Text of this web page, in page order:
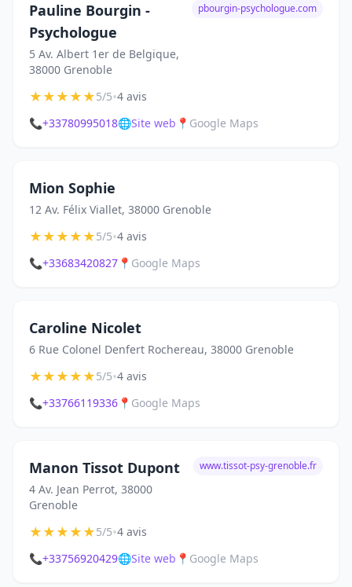
Pauline Bourgin -
Psychologue
5 Av. Albert 1er de Belgique,
38000 Grenoble
pbourgin-psychologue.com
★★★★★5/5•4 avis
📞+33780995018🌐Site web 📍 Google Maps
Mion Sophie
12 Av. Félix Viallet, 38000 Grenoble
★★★★★5/5•4 avis
📞+33683420827 📍 Google Maps
Caroline Nicolet
6 Rue Colonel Denfert Rochereau, 38000 Grenoble
★★★★★5/5•4 avis
📞+33766119336 📍 Google Maps
Manon Tissot Dupont
4 Av. Jean Perrot, 38000
Grenoble
www.tissot-psy-grenoble.fr
★★★★★5/5•4 avis
📞+33756920429🌐Site web 📍 Google Maps